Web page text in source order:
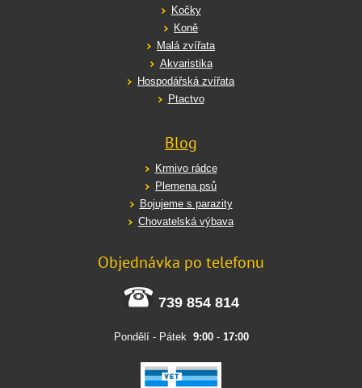
Kočky
Koně
Malá zvířata
Akvaristika
Hospodářská zvířata
Ptactvo
Blog
Krmivo rádce
Plemena psů
Bojujeme s parazity
Chovatelská výbava
Objednávka po telefonu
739 854 814
Pondělí - Pátek 9:00- 17:00